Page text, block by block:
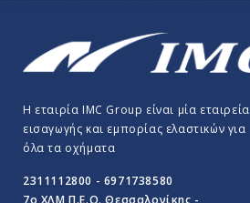
Η εταιρία IMC Group είναι μία εταιρεία
εισαγωγής και εμπορίας ελαστικών για
όλα τα οχήματα
2311112800 - 6971738580
7o ΧΛΜ Π.E.O. Θεσσαλονίκης -